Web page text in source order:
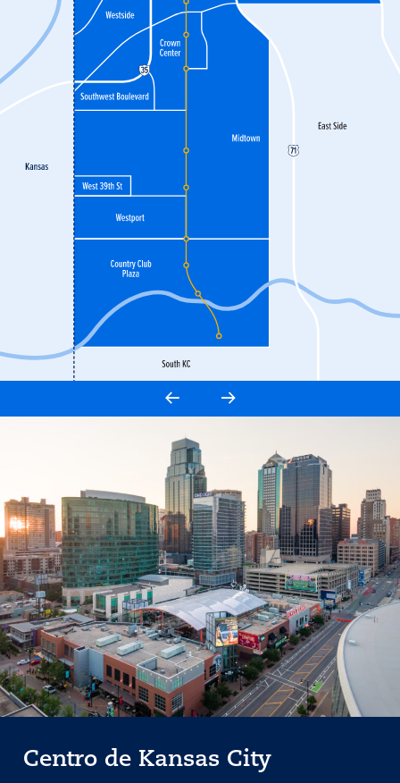
Centro de Kansas City